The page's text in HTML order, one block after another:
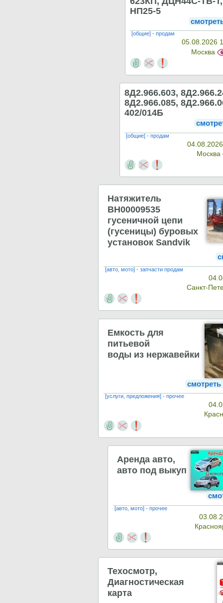
НП25-5
[общие] - продам
05.08.2026
Москва
8Д2.966.603,
8Д2.966.085,
402/014Б
[общие] - продам
Москва
Натяжитель
BH00009535
гусеничной цепи
(гусеницы) буровых
установок Sandvik
[авто, мото] - запчасти продам
Санкт-
Емкость для
питьевой
воды из нержавейки
смотреть
[услуги, предложения] - прочее
Аренда авто,
авто под выкуп
[авто, мото] - прочее
Техосмотр,
Диагностическая
карта